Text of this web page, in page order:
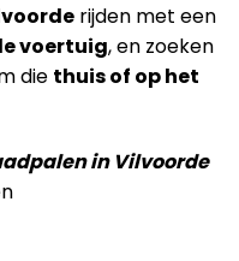
rijden met een
voertuig, en zoeken
die thuis of op het
in Vilvoorde